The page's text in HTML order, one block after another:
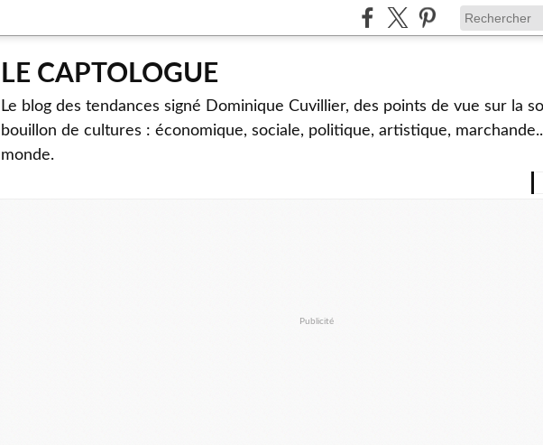
LE CAPTOLOGUE
Le blog des tendances signé Dominique Cuvillier, des points de vue sur la
bouillon de cultures : économique, sociale, politique, artistique,
monde.
Publicité